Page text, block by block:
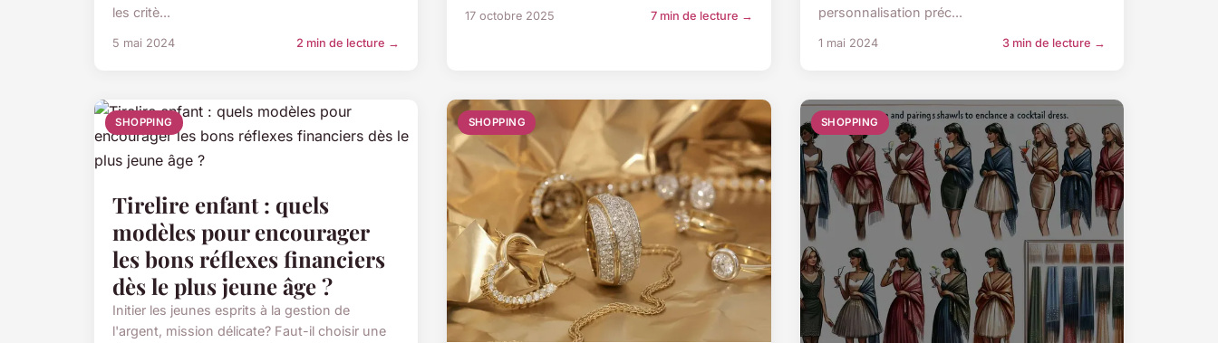
les critè...
5 mai 2024 2 min de lecture →
17 octobre 2025 7 min de lecture →
personnalisation préc...
1 mai 2024 3 min de lecture →
SHOPPING
Tirelire enfant : quels
modèles pour encourager
les bons réflexes financiers
dès le plus jeune âge ?
Initier les jeunes esprits à la gestion de
l'argent, mission délicate? Faut-il choisir une
SHOPPING SHOPPING